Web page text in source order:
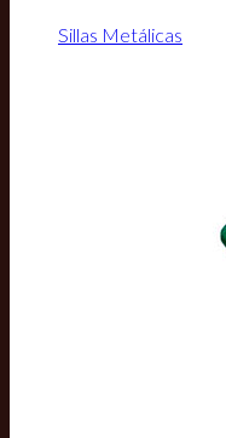
Sillas Metálicas